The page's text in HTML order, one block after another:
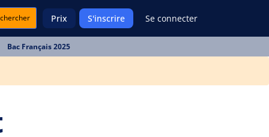
Prix S'inscrire Se connecter
Bac Français 2025